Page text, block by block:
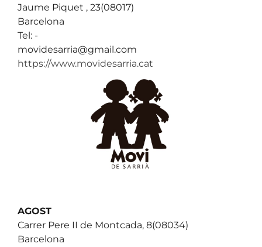
Jaume Piquet , 23(08017)
Barcelona
Tel: -
movidesarria@gmail.com
https://www.movidesarria.cat
AGOST
Carrer Pere II de Montcada, 8(08034)
Barcelona